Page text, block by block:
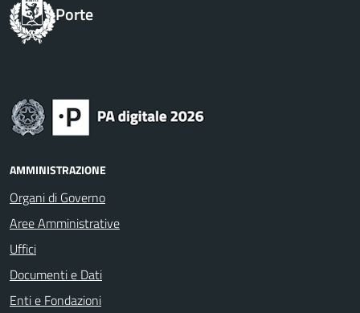
Porte
AMMINISTRAZIONE
Organi di Governo
Aree Amministrative
Uffici
Documenti e Dati
Enti e Fondazioni